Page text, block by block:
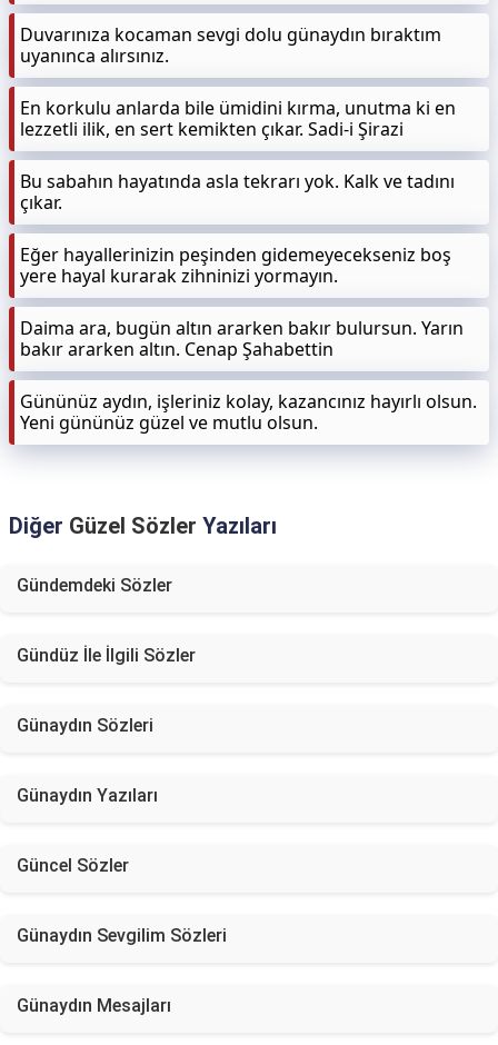
Duvarınıza kocaman sevgi dolu günaydın bıraktım
uyanınca alırsınız.
En korkulu anlarda bile ümidini kırma, unutma ki en
lezzetli ilik, en sert kemikten çıkar. Sadi-i Şirazi
Bu sabahın hayatında asla tekrarı yok. Kalk ve tadını
çıkar.
Eğer hayallerinizin peşinden gidemeyecekseniz boş
yere hayal kurarak zihninizi yormayın.
Daima ara, bugün altın ararken bakır bulursun. Yarın
bakır ararken altın. Cenap Şahabettin
Gününüz aydın, işleriniz kolay, kazancınız hayırlı olsun.
Yeni gününüz güzel ve mutlu olsun.
Diğer Güzel Sözler Yazıları
Gündemdeki Sözler
Gündüz İle İlgili Sözler
Günaydın Sözleri
Günaydın Yazıları
Güncel Sözler
Günaydın Sevgilim Sözleri
Günaydın Mesajları